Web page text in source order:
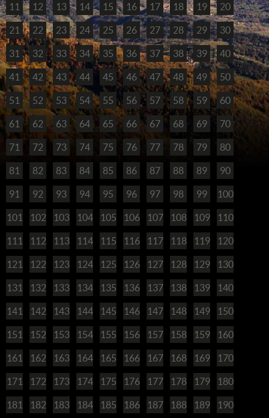
11 12 13 14 15 16 17 18 19 20
21 22 23 24 25 26 27 28 29 30
31 32 33 34 35 36 37 38 39 40
41 42 43 44 45 46 47 48 49 50
51 52 53 54 55 56 57 58 59 60
61 62 63 64 65 66 67 68 69 70
71 72 73 74 75 76 77 78 79 80
81 82 83 84 85 86 87 88 89 90
91 92 93 94 95 96 97 98 99 100
101 102 103 104 105 106 107 108 109 110
111 112 113 114 115 116 117 118 119 120
121 122 123 124 125 126 127 128 129 130
131 132 133 134 135 136 137 138 139 140
141 142 143 144 145 146 147 148 149 150
151 152 153 154 155 156 157 158 159 160
161 162 163 164 165 166 167 168 169 170
171 172 173 174 175 176 177 178 179 180
181 182 183 184 185 186 187 188 189 190